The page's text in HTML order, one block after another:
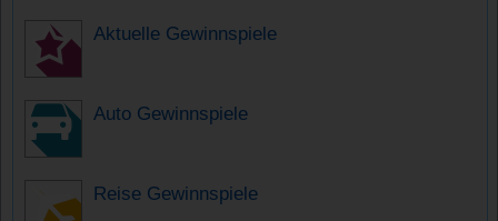
Aktuelle Gewinnspiele
Auto Gewinnspiele
Reise Gewinnspiele